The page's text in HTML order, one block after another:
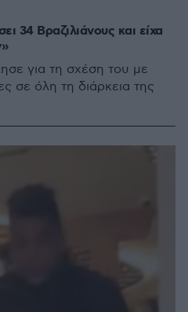
34 Βραζιλιάνους και είχα
για τη σχέση του με
σε όλη τη διάρκεια της